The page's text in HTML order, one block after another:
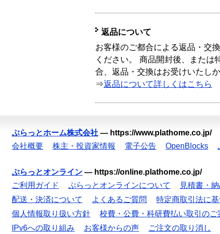
返品について
お客様のご都合による返品・交
ください。 商品開封後、または
合、返品・交換はお受けいたし
⇒返品について詳しくはこちら
ぷらっとホーム株式会社 — https://www.plathome.co.jp/
会社概要
株主・投資家情報 電子公告 OpenBlocks
ぷらっとオンライン — https://online.plathome.co.jp/
ご利用ガイド
ぷらっとオンラインについて
見積書・
配送・決済について
よくあるご質問
特定商取引法に
個人情報取り扱い方針
校費・公費・科研費払い取引のご
IPv6への取り組み
お客様からの声 ご注文の取り消し